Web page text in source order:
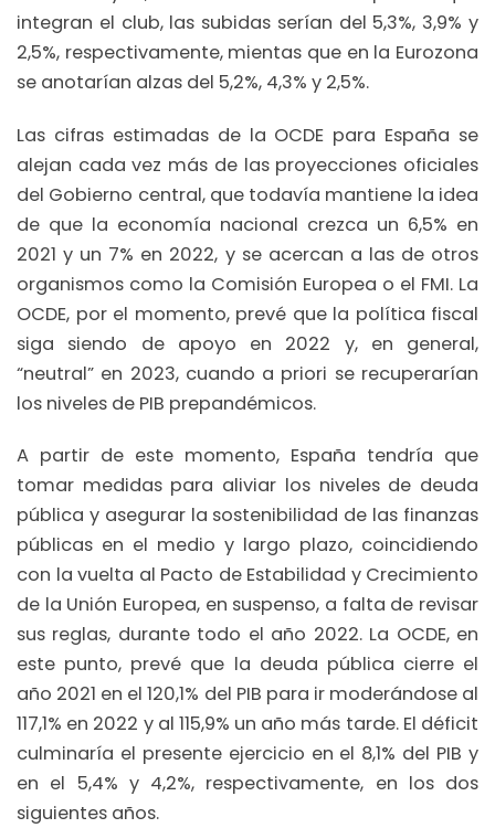
integran el club, las subidas serían del 5,3%, 3,9% y
2,5%, respectivamente, mientas que en la Eurozona
se anotarían alzas del 5,2%, 4,3% y 2,5%.
Las cifras estimadas de la OCDE para España se
alejan cada vez más de las proyecciones oficiales
del Gobierno central, que todavía mantiene la idea
de que la economía nacional crezca un 6,5% en
2021 y un 7% en 2022, y se acercan a las de otros
organismos como la Comisión Europea o el FMI. La
OCDE, por el momento, prevé que la política fiscal
siga siendo de apoyo en 2022 y, en general,
“neutral” en 2023, cuando a priori se recuperarían
los niveles de PIB prepandémicos.
A partir de este momento, España tendría que
tomar medidas para aliviar los niveles de deuda
pública y asegurar la sostenibilidad de las finanzas
públicas en el medio y largo plazo, coincidiendo
con la vuelta al Pacto de Estabilidad y Crecimiento
de la Unión Europea, en suspenso, a falta de revisar
sus reglas, durante todo el año 2022. La OCDE, en
este punto, prevé que la deuda pública cierre el
año 2021 en el 120,1% del PIB para ir moderándose al
117,1% en 2022 y al 115,9% un año más tarde. El déficit
culminaría el presente ejercicio en el 8,1% del PIB y
en el 5,4% y 4,2%, respectivamente, en los dos
siguientes años.